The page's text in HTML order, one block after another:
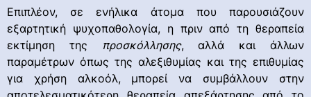
Επιπλέον, σε ενήλικα άτομα που παρουσιάζουν
εξαρτητική ψυχοπαθολογία, η πριν από τη θεραπεία
εκτίμηση της
προσκόλλησης, αλλά και άλλων
παραμέτρων όπως της αλεξιθυμίας και της επιθυμίας
για χρήση αλκοόλ, μπορεί να συμβάλλουν στην